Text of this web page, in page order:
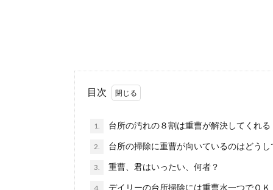
重曹を使
重曹は掃除に
目次
1. 台所の汚れの８割は重曹が解決してくれる
2. 台所の掃除に重曹が向いているのはどうし
3. 重曹、君はいったい、何者？
4. デイリーの台所掃除には重曹水一つでＯＫ